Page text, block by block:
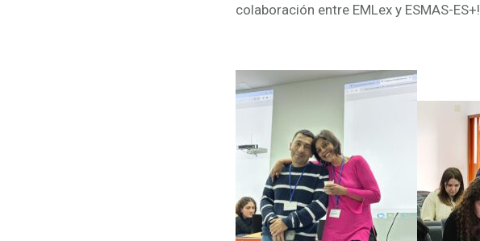
colaboración entre EMLex y ESMAS-ES+!